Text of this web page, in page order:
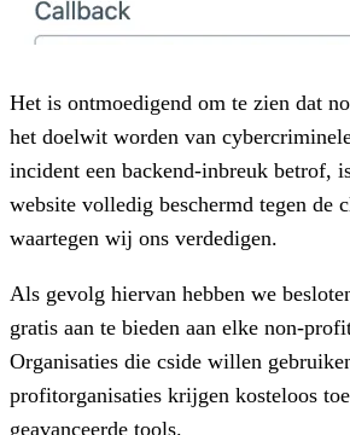
Het is ontmoedigend om te zien dat
het doelwit worden van
incident een backend-inbreuk betrof,
website volledig beschermd tegen de
waartegen wij ons verdedigen.
Als gevolg hiervan hebben we
gratis aan te bieden aan elke non-
Organisaties die cside willen
profitorganisaties krijgen kosteloos
geavanceerde tools.